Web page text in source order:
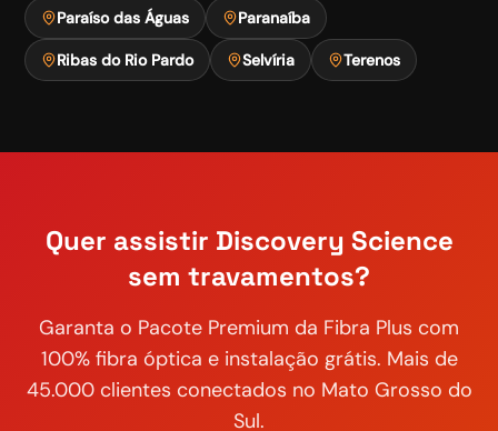
Paraíso das Águas Paranaíba
Ribas do Rio Pardo Selvíria Terenos
Quer assistir Discovery Science
sem travamentos?
Garanta o Pacote Premium da Fibra Plus com
100% fibra óptica e instalação grátis. Mais de
45.000 clientes conectados no Mato Grosso do
Sul.